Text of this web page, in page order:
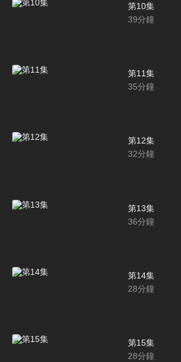
第10集
39分鐘
第11集
35分鐘
第12集
32分鐘
第13集
36分鐘
第14集
28分鐘
第15集
28分鐘